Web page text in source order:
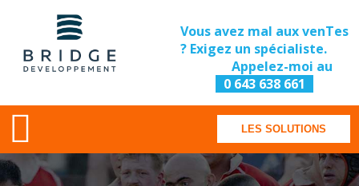
Vous avez mal aux venTes
? Exigez un spécialiste.
Appelez-moi au
0 643 638 661
LES SOLUTIONS